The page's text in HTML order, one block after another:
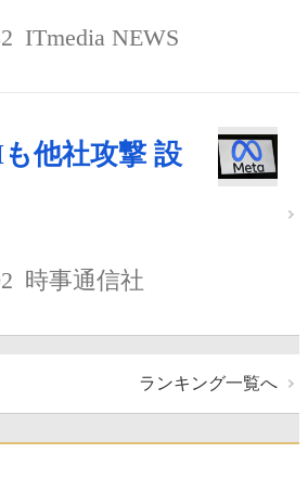
ITmedia NEWS
他社攻撃 設
時事通信社
ランキング一覧へ